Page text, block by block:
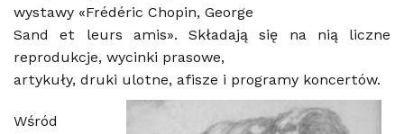
wystawy «Frédéric Chopin, George
Sand et leurs amis». Składają się na nią liczne
reprodukcje, wycinki prasowe,
artykuły, druki ulotne, afisze i programy koncertów.
Wśród